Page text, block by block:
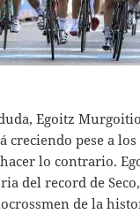
Egoitz
creciendo pese a
lo contrario.
del record de
de la